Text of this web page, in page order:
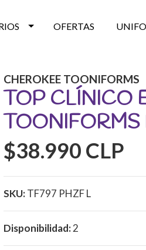
OFERTAS
CHEROKEE TOONIFORMS
TOP CLÍNICO
TOONIFORMS
$38.990 CLP
SKU:TF797 PHZF L
Disponibilidad:2